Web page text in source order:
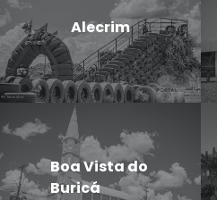
Alecrim
Boa Vista do
Buricá